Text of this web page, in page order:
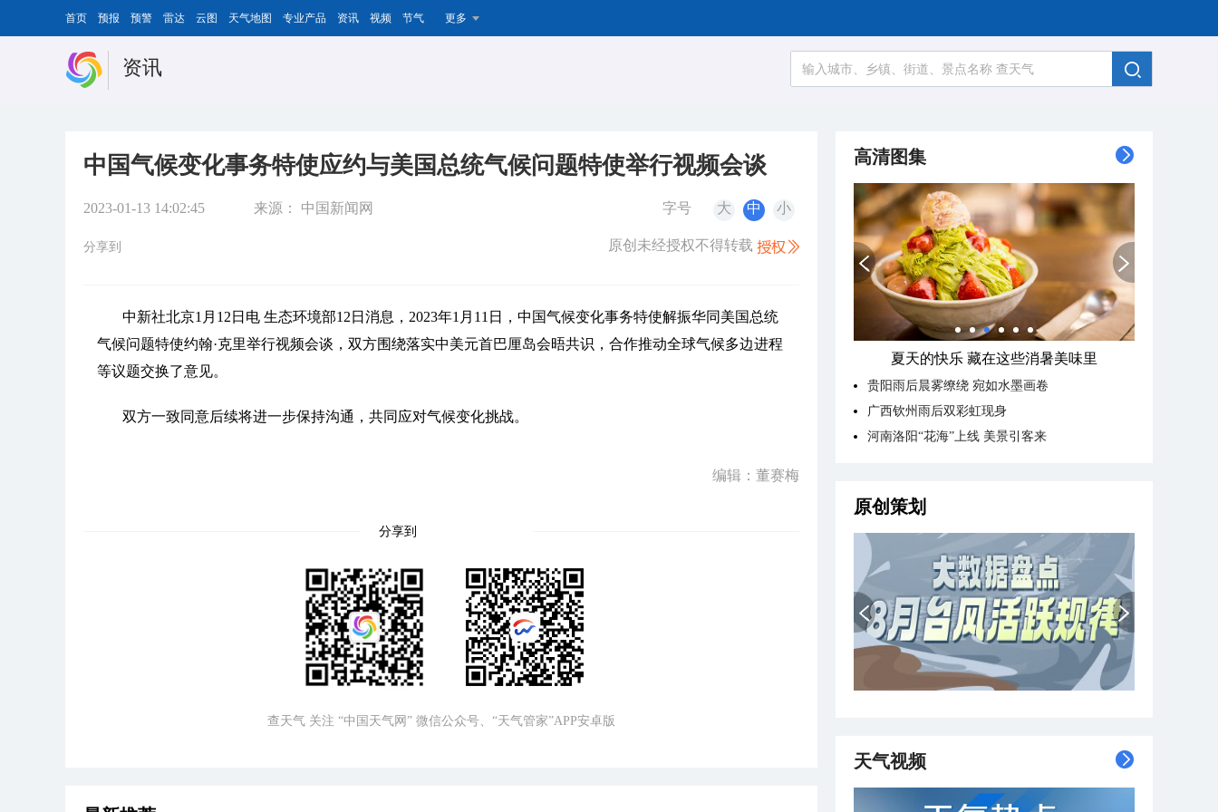
首页 预报 预警 雷达 云图 天气地图 专业产品 资讯 视频 节气 更多
资讯
中国气候变化事务特使应约与美国总统气候问题特使举行视频会谈
2023-01-13 14:02:45 来源： 中国新闻网 字号 大 中 小
分享到 原创未经授权不得转载
中新社北京1月12日电 生态环境部12日消息，2023年1月11日，中国气候变化事务特使解振华同美国总统
气候问题特使约翰·克里举行视频会谈，双方围绕落实中美元首巴厘岛会晤共识，合作推动全球气候多边进程
等议题交换了意见。
双方一致同意后续将进一步保持沟通，共同应对气候变化挑战。
编辑：董赛梅
分享到
查天气 关注 “中国天气网” 微信公众号、“天气管家”APP安卓版
高清图集
夏天的快乐 藏在这些消暑美味里
贵阳雨后晨雾缭绕 宛如水墨画卷
广西钦州雨后双彩虹现身
河南洛阳“花海”上线 美景引客来
原创策划
天气视频